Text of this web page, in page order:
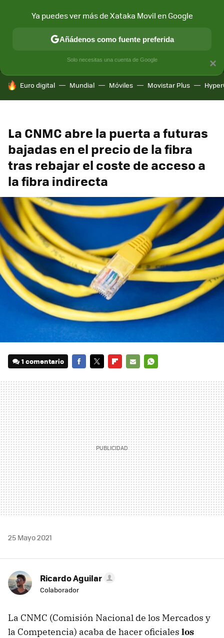
MÓVIL Y SOCIEDAD APLICACIONES
HOY SE HABLA DE
Euro digital Mundial Móviles Movistar Plus
La CNMC abre la puerta a futuras
bajadas en el precio de la fibra
tras rebajar el coste de acceso a
la fibra indirecta
1 comentario
MAIL
25 Mayo 2021
Ricardo Aguilar
Colaborador
La CNMC (Comisión Nacional de los Mercados y
la Competencia) acaba de hacer oficiales los
×
Ya puedes ver más de Xataka Movil en Google
Añádenos como fuente preferida
Solo necesitas una cuenta de Google